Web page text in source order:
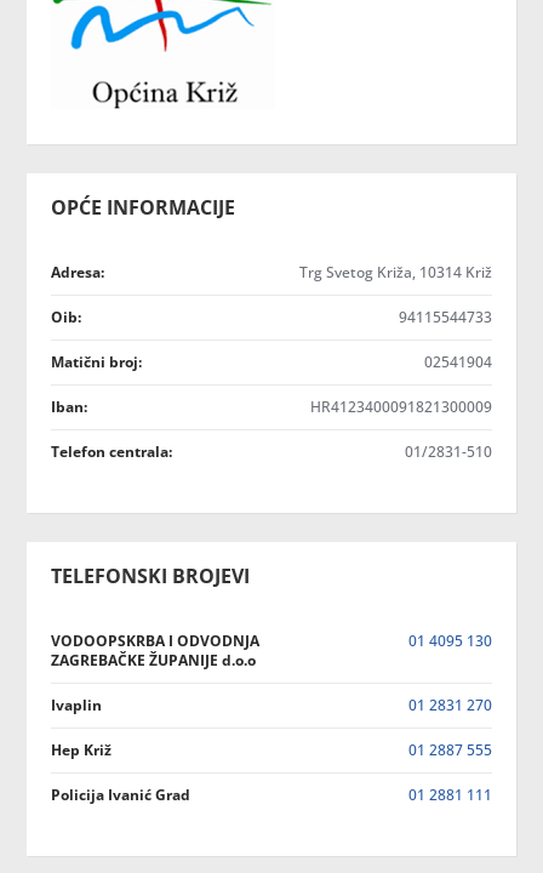
OPĆE INFORMACIJE
Adresa: Trg Svetog Križa, 10314 Križ
Oib: 94115544733
Matični broj: 02541904
Iban: HR4123400091821300009
Telefon centrala: 01/2831-510
TELEFONSKI BROJEVI
VODOOPSKRBA I ODVODNJA
ZAGREBAČKE ŽUPANIJE d.o.o
01 4095 130
Ivaplin 01 2831 270
Hep Križ 01 2887 555
Policija Ivanić Grad 01 2881 111